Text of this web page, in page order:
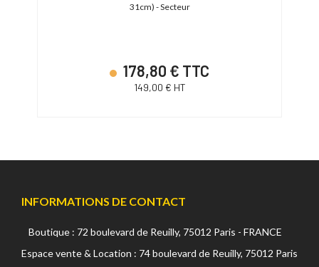
31cm) - Secteur
178,80 € TTC
149,00 € HT
INFORMATIONS DE CONTACT
Boutique : 72 boulevard de Reuilly, 75012 Paris - FRANCE
Espace vente & Location : 74 boulevard de Reuilly, 75012 Paris